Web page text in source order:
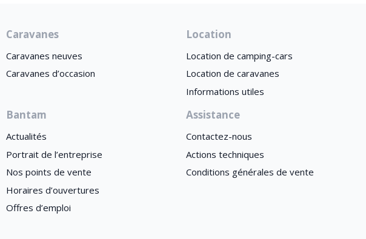
Caravanes
Caravanes neuves
Caravanes d’occasion
Location
Location de camping-cars
Location de caravanes
Informations utiles
Bantam
Actualités
Portrait de l’entreprise
Nos points de vente
Horaires d’ouvertures
Offres d’emploi
Assistance
Contactez-nous
Actions techniques
Conditions générales de vente